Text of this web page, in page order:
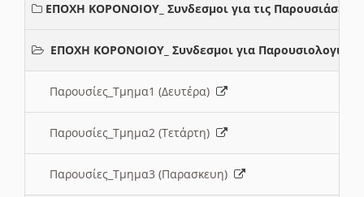
ΕΠΟΧΗ ΚΟΡΟΝΟΙΟΥ_ Συνδεσμοι για τις Παρουσιάσεις
ΕΠΟΧΗ ΚΟΡΟΝΟΙΟΥ_ Συνδεσμοι για Παρουσιολογια
Παρουσίες_Τμημα1 (Δευτέρα)
Παρουσίες_Τμημα2 (Τετάρτη)
Παρουσίες_Τμημα3 (Παρασκευη)